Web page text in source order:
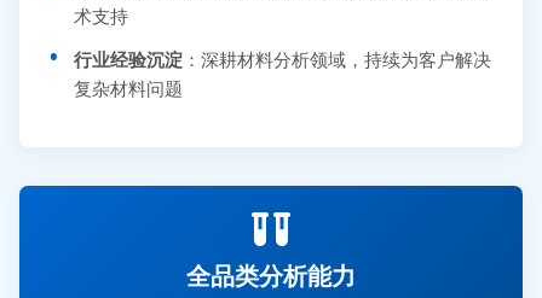
术支持
行业经验沉淀 ：深耕材料分析领域，持续为客户解决
复杂材料问题
全品类分析能力